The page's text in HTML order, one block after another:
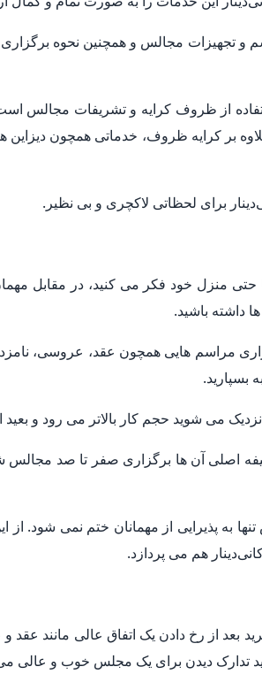
و تجهیزات مجالس و همچنین نحوه
از ظروف کرایه و تشریفات مجالس
بر کرایه ظروف، خدماتی همچون
برای لحظاتی لاکچری و بی نظیر.
حتی منزل خود فکر می کنید، در مقابل
داشته باشید.
مراسم هایی همچون عقد، عروسی،
بسپارید.
می شوید حجم کار بالاتر می رود و
اصلی آن ها برگزاری صفر تا صد
پذیرایی از مهمانان ختم نمی شود. از
هم می پردازد.
بعد از رخ دادن یک اتفاق عالی مانند عقد
تدارک دیدن برای یک مجلس خوب و عالی